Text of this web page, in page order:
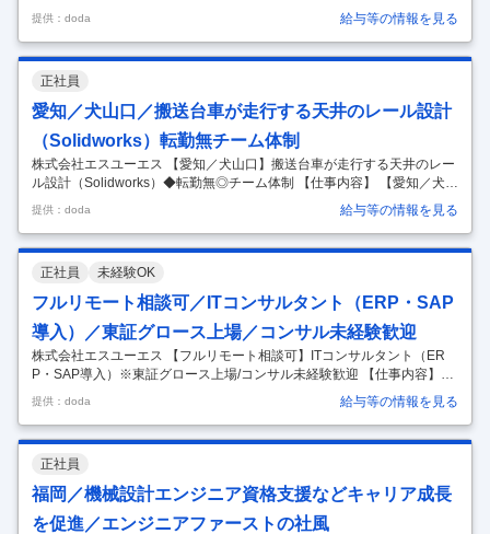
エンジニア・データサイエンティスト◆キャリア形成の支援制度充実◎
【具体的な仕事内容】 ＜希望を最優先に案件アサイン！／生涯エンジニ
アとしてキャリアを応援する環境○＞ ■業務内容： 長崎県内の大手メー
カーでのAI・制御エンジニア及びデータサイエンティストの業務をお任
せいたします。 ＜業務詳細＞ （1）AI・制御エンジニア 自然言語処理や
画像処理技術などのAI技術を用いた施設の自動化の開発・実証 （2）デ
ータサイエンティスト 制御の高度化や予測制御に活用すべく
…
提供：doda 給与等の情報を見る
正社員
愛知／犬山口／搬送台車が走行する天井のレール設計
（Solidworks）転勤無チーム体制
株式会社エスユーエス 【愛知／犬山口】搬送台車が走行する天井のレー
ル設計（Solidworks）◆転勤無◎チーム体制 【仕事内容】 【愛知／犬山
口】搬送台車が走行する天井のレール設計（Solidworks）◆転勤無◎チ
ーム体制 【具体的な仕事内容】 ～AIやVR等、先端技術への研究開発に
も積極的に展開／注目を集めるグロース市場の成長企業～ ■業務内容：
・半導体搬送装置の天井搬送台車の設計業務をお任せします。 ■ポイン
ト： ・チーム体制あり。 ・既に当社の社員が多数就業している部署にな
ります。 ◆組織構成（名古屋拠点） ・名古屋オフィス所属のエンジニア
は約250名 （内訳：ITエンジニア5割、
…
提供：doda 給与等の情報を見る
正社員 未経験OK
フルリモート相談可／ITコンサルタント（ERP・SAP
導入）／東証グロース上場／コンサル未経験歓迎
株式会社エスユーエス 【フルリモート相談可】ITコンサルタント（ER
P・SAP導入）※東証グロース上場/コンサル未経験歓迎 【仕事内容】
【フルリモート相談可】ITコンサルタント（ERP・SAP導入）※東証グ
ロース上場/コンサル未経験歓迎 【具体的な仕事内容】 ◎上流工程から
参画できる案件多数！エンジニアとしてのご経験を活かし、ITコンサル
としてキャリアアップができます ◎教育体制が整っている環境でエンジ
ニアとしてのキャリアを築きたい方 ◎フルリモ相談可／残業平均15時間
程度／定着率96％ ◎東証グロース上場／請負案件も多数で選ばれ続ける
営業力が武器 ■業務内容 会計やロジスティック、人事とい…
提供：doda 給与等の情報を見る
正社員
福岡／機械設計エンジニア資格支援などキャリア成長
を促進／エンジニアファーストの社風